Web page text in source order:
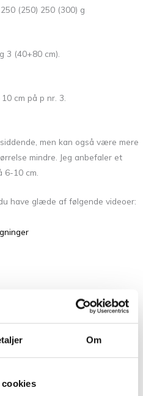
Om
cookies
(250) 250 (300) g
3 (40+80 cm).
cm på p nr. 3.
men kan også være mere
mindre. Jeg anbefaler et
10 cm.
have glæde af følgende videoer: